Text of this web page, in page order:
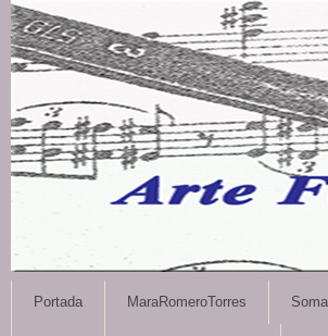
Portada MaraRomeroTorres